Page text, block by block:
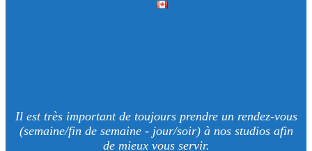
Il est très important de toujours prendre un rendez-vous
(semaine/fin de semaine - jour/soir) à nos studios afin
de mieux vous servir.